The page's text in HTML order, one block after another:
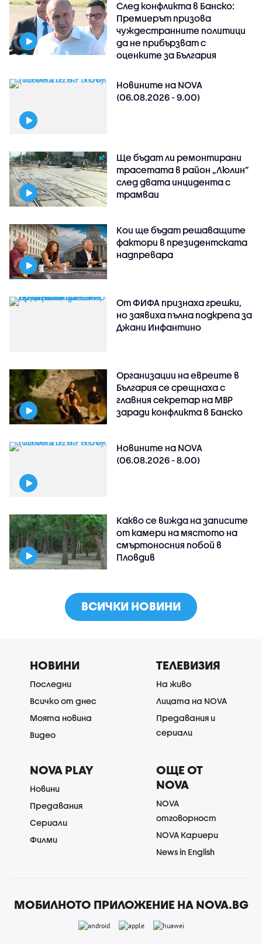
След конфликта в Банско:
Премиерът призова
чуждестранните политици
да не прибързват с
оценките за България
Новините на NOVA
(06.08.2026 - 9.00)
Ще бъдат ли ремонтирани
трасетата в район „Люлин”
след двата инцидента с
трамваи
Кои ще бъдат решаващите
фактори в президентската
надпревара
От ФИФА признаха грешки,
но заявиха пълна подкрепа за
Джани Инфантино
Организации на евреите в
България се срещнаха с
главния секретар на МВР
заради конфликта в Банско
Новините на NOVA
(06.08.2026 - 8.00)
Какво се вижда на записите
от камери на мястото на
смъртоносния побой в
Пловдив
ВСИЧКИ НОВИНИ
НОВИНИ
Последни
Всичко от днес
Моята новина
Видео
ТЕЛЕВИЗИЯ
На живо
Лицата на NOVA
Предавания и
сериали
NOVA PLAY
Новини
Предавания
Сериали
Филми
ОЩЕ ОТ
NOVA
NOVA
отговорност
NOVA Кариери
News in English
МОБИЛНОТО ПРИЛОЖЕНИЕ НА NOVA.BG